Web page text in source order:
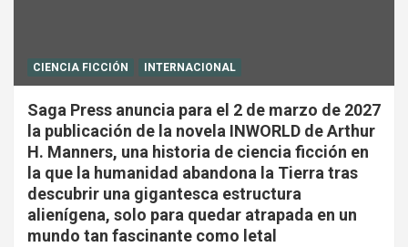
CIENCIA FICCIÓN INTERNACIONAL
Saga Press anuncia para el 2 de marzo de 2027
la publicación de la novela INWORLD de Arthur
H. Manners, una historia de ciencia ficción en
la que la humanidad abandona la Tierra tras
descubrir una gigantesca estructura
alienígena, solo para quedar atrapada en un
mundo tan fascinante como letal